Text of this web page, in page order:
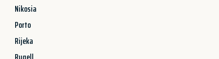
Nikosia
Porto
Rijeka